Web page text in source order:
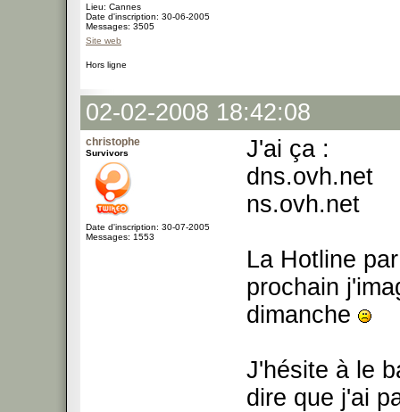
Lieu: Cannes
Date d'inscription: 30-06-2005
Messages: 3505
Site web
Hors ligne
02-02-2008 18:42:08
christophe
Survivors
Date d'inscription: 30-07-2005
Messages: 1553
J'ai ça :
dns.ovh.net
ns.ovh.net
La Hotline
prochain
dimanche
J'hésite à le
dire que j'ai